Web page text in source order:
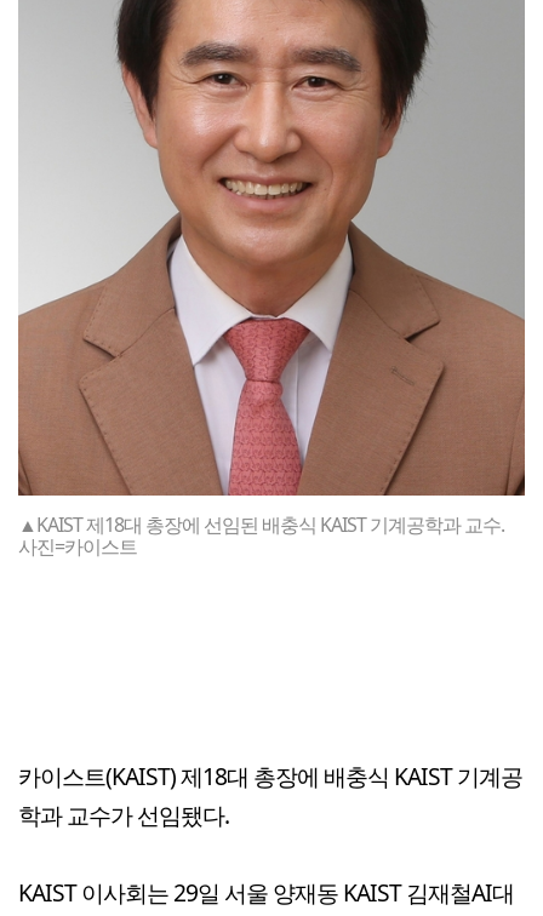
▲KAIST 제18대 총장에 선임된 배충식 KAIST 기계공학과 교수.
사진=카이스트
카이스트(KAIST) 제18대 총장에 배충식 KAIST 기계공
학과 교수가 선임됐다.
KAIST 이사회는 29일 서울 양재동 KAIST 김재철AI대